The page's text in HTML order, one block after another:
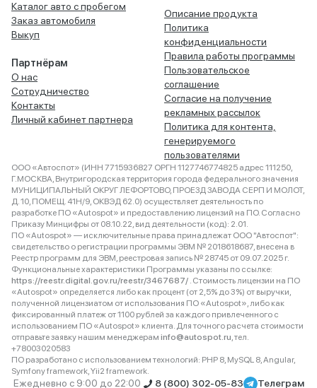
Каталог авто с пробегом
Заказ автомобиля
Выкуп
Партнёрам
О нас
Сотрудничество
Контакты
Личный кабинет партнера
Описание продукта
Политика
конфиденциальности
Правила работы программы
Пользовательское
соглашение
Согласие на получение
рекламных рассылок
Политика для контента,
генерируемого
пользователями
ООО «Автоспот» (ИНН 7715936827 ОРГН 1127746774825 адрес 111250,
Г.МОСКВА, Внутригородская территория города федерального значения
МУНИЦИПАЛЬНЫЙ ОКРУГ ЛЕФОРТОВО, ПРОЕЗД ЗАВОДА СЕРП И МОЛОТ,
Д. 10, ПОМЕЩ. 41Н/9, ОКВЭД 62.0) осуществляет деятельность по
разработке ПО «Autospot» и предоставлению лицензий на ПО. Согласно
Приказу Минцифры от 08.10.22, вид деятельности (код): 2.01.
ПО «Autospot» — исключительные права принадлежат ООО "Автоспот":
свидетельство о регистрации программы ЭВМ № 2018618687, внесена в
Реестр программ для ЭВМ, реестровая запись № 28745 от 09.07.2025 г.
Функциональные характеристики Программы указаны по ссылке:
https://reestr.digital.gov.ru/reestr/3467687/ . Стоимость лицензии на ПО
«Autospot» определяется либо как процент (от 2,5% до 3%) от выручки,
полученной лицензиатом от использования ПО «Autospot», либо как
фиксированный платеж от 1100 рублей за каждого привлеченного с
использованием ПО «Autospot» клиента. Для точного расчета стоимости
отправьте заявку нашим менеджерам info@autospot.ru, тел.
+78003020583
ПО разработано с использованием технологий: PHP 8, MySQL 8, Angular,
Symfony framework, Yii2 framework.
Ежедневно с 9:00 до 22:00 8 (800) 302-05-83 Телеграм